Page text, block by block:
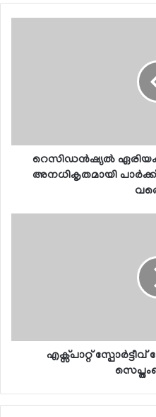
റെസിഡന്‍ഷ്യല്‍
അനധികൃതമായി പാര്‍ക്ക്
എക്സ്പാറ്റ്